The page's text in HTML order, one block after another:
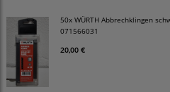
50x WÜRTH Abbrechklingen
071566031
20,00 €